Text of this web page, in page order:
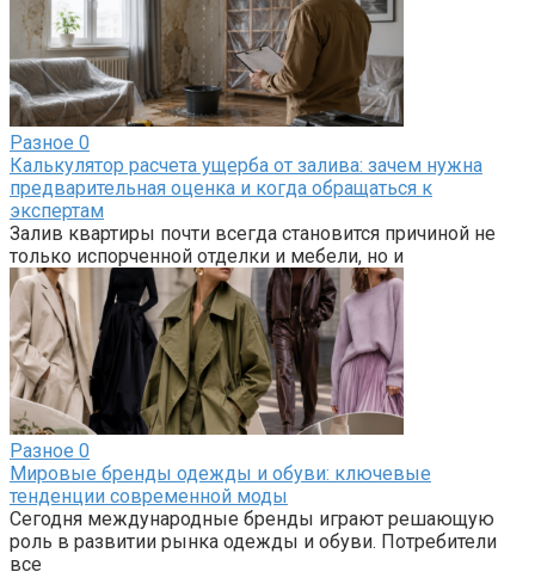
Разное 0
Калькулятор расчета ущерба от залива: зачем нужна
предварительная оценка и когда обращаться к
экспертам
Залив квартиры почти всегда становится причиной не
только испорченной отделки и мебели, но и
Разное 0
Мировые бренды одежды и обуви: ключевые
тенденции современной моды
Сегодня международные бренды играют решающую
роль в развитии рынка одежды и обуви. Потребители
все